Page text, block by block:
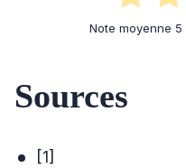
Note moyenne 5
Sources
[1]